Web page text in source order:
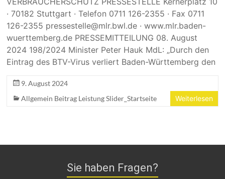
· 70182 Stuttgart · Telefon 0711 126-2355 · Fax 0711
126-2355 pressestelle@mlr.bwl.de · www.mlr.baden-
wuerttemberg.de PRESSEMITTEILUNG 08. August
2024 198/2024 Minister Peter Hauk MdL: „Durch den
Eintrag des BTV-Virus verliert Baden-Württemberg den
9. August 2024
Allgemein Beitrag Leistung Slider_Startseite
Weiterlesen
Sie haben Fragen?